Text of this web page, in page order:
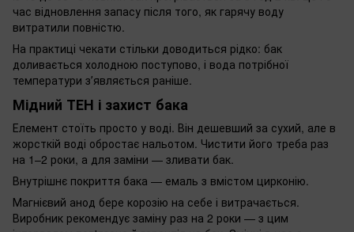
час відновлення запасу після того, як гарячу воду
витратили повністю.
На практиці чекати стільки доводиться рідко: бак
доливається холодною поступово, і вода потрібної
температури зʼявляється раніше.
Мідний ТЕН і захист бака
Елемент стоїть просто у воді. Він дешевший за сухий, але в
жорсткій воді обростає нальотом. Чистити його треба раз
на 1–2 роки, а для заміни — зливати бак.
Внутрішнє покриття бака — емаль з вмістом цирконію.
Магнієвий анод бере корозію на себе і витрачається.
Виробник рекомендує заміну раз на 2 роки — з цим